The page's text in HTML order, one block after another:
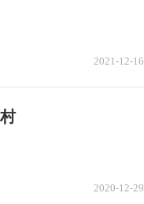
2021-12-16
2020-12-29